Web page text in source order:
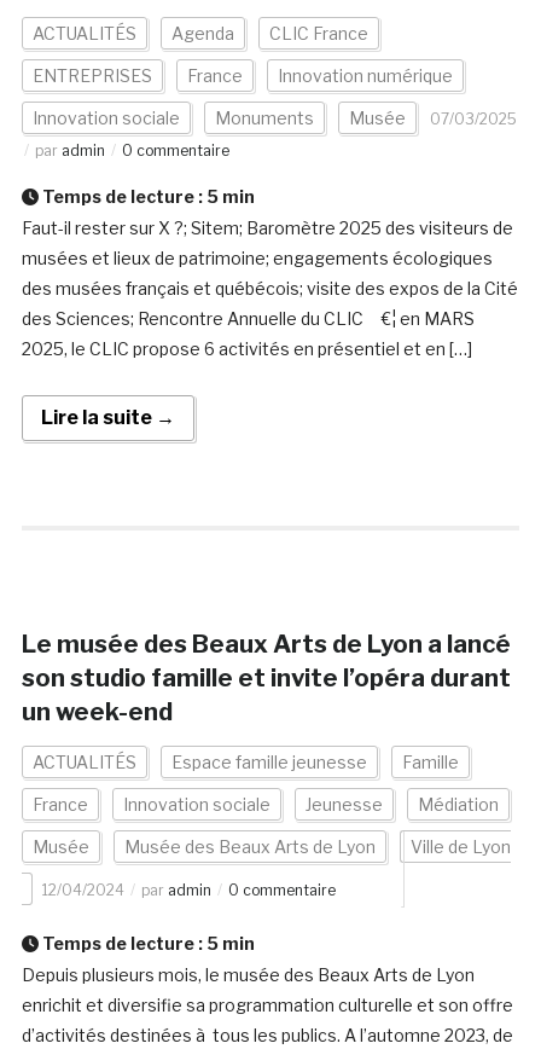
ACTUALITÉS Agenda CLIC France
ENTREPRISES France Innovation numérique
Innovation sociale Monuments Musée
07/03/2025
par admin 0 commentaire
Temps de lecture : 5 min
Faut-il rester sur X ?; Sitem; Baromètre 2025 des visiteurs de
musées et lieux de patrimoine; engagements écologiques
des musées français et québécois; visite des expos de la Cité
des Sciences; Rencontre Annuelle du CLIC €¦ en MARS
2025, le CLIC propose 6 activités en présentiel et en […]
Lire la suite →
Le musée des Beaux Arts de Lyon a lancé
son studio famille et invite l’opéra durant
un week-end
ACTUALITÉS Espace famille jeunesse Famille
France Innovation sociale Jeunesse Médiation
Musée Musée des Beaux Arts de Lyon Ville de Lyon
12/04/2024 par admin 0 commentaire
Temps de lecture : 5 min
Depuis plusieurs mois, le musée des Beaux Arts de Lyon
enrichit et diversifie sa programmation culturelle et son offre
d’activités destinées à tous les publics. A l’automne 2023, de